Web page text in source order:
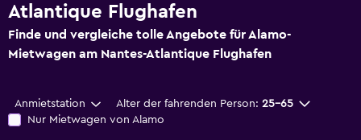
Atlantique Flughafen
Finde und vergleiche tolle Angebote für Alamo-
Mietwagen am Nantes-Atlantique Flughafen
Anmietstation Alter der fahrenden Person: 25-65
Nur Mietwagen von Alamo